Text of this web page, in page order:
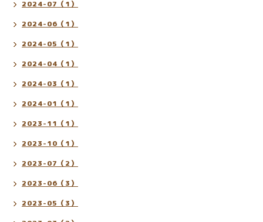
2024-07（1）
2024-06（1）
2024-05（1）
2024-04（1）
2024-03（1）
2024-01（1）
2023-11（1）
2023-10（1）
2023-07（2）
2023-06（3）
2023-05（3）